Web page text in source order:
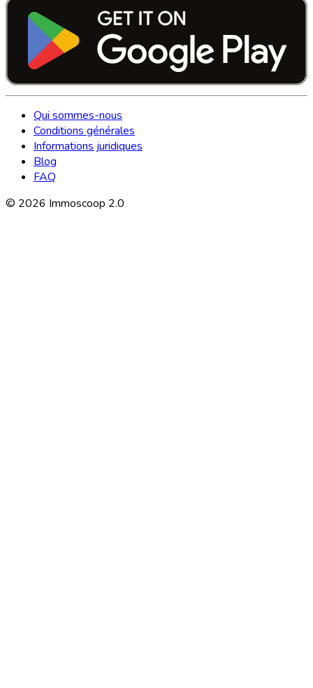
Qui sommes-nous
Conditions générales
Informations juridiques
Blog
FAQ
© 2026 Immoscoop 2.0